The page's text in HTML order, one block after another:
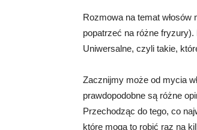
Rozmowa na temat
popatrzeć na różne
Uniwersalne, czyli takie,
Zacznijmy może od mycia
prawdopodobne są różne
Przechodząc do tego, co
które mogą to robić raz na